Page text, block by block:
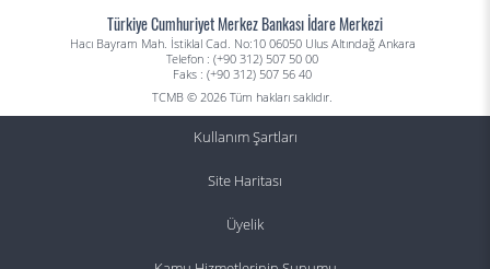
Türkiye Cumhuriyet Merkez Bankası İdare Merkezi
Hacı Bayram Mah. İstiklal Cad. No:10 06050 Ulus Altındağ Ankara
Telefon : (+90 312) 507 50 00
Faks : (+90 312) 507 56 40
TCMB © 2026 Tüm hakları saklıdır.
Kullanım Şartları
Site Haritası
Üyelik